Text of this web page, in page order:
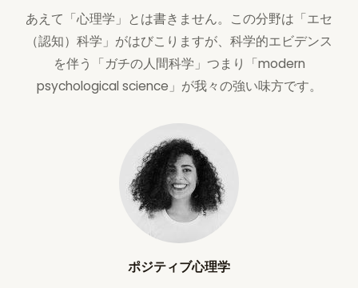
あえて「心理学」とは書きません。この分野は「エセ
（認知）科学」がはびこりますが、科学的エビデンス
を伴う「ガチの人間科学」つまり「modern
psychological science」が我々の強い味方です。
ポジティブ心理学